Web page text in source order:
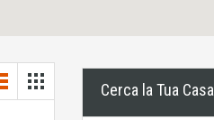
Cerca la Tua Casa